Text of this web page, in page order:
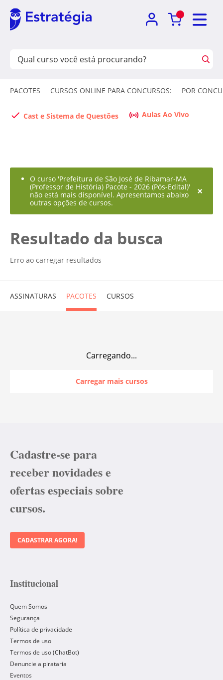
PACOTES CURSOS ONLINE PARA CONCURSOS: POR
Cast e Sistema de Questões Aulas Ao Vivo
O curso 'Prefeitura de São José de Ribamar-MA
(Professor de História) Pacote - 2026 (Pós-Edital)'
não está mais disponível. Apresentamos abaixo
outras opções de cursos.
×
Resultado da busca
Erro ao carregar resultados
ASSINATURAS PACOTES CURSOS
Carregando...
Carregar mais cursos
Cadastre-se para
receber novidades e
ofertas especiais sobre
cursos.
CADASTRAR AGORA!
Institucional
Quem Somos
Segurança
Política de privacidade
Termos de uso
Termos de uso (ChatBot)
Denuncie a pirataria
Eventos